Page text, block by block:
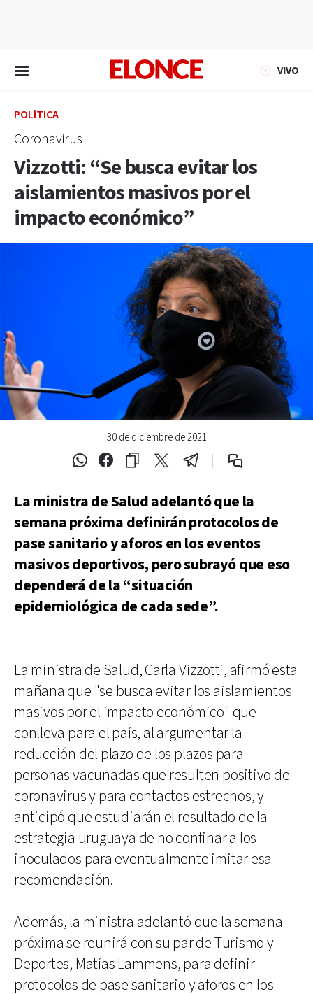
VIVO
POLÍTICA
Coronavirus
Vizzotti: “Se busca evitar los
aislamientos masivos por el
impacto económico”
30 de diciembre de 2021
La ministra de Salud adelantó que la
semana próxima definirán protocolos de
pase sanitario y aforos en los eventos
masivos deportivos, pero subrayó que eso
dependerá de la “situación
epidemiológica de cada sede”.
La ministra de Salud, Carla Vizzotti, afirmó esta
mañana que "se busca evitar los aislamientos
masivos por el impacto económico" que
conlleva para el país, al argumentar la
reducción del plazo de los plazos para
personas vacunadas que resulten positivo de
coronavirus y para contactos estrechos, y
anticipó que estudiarán el resultado de la
estrategia uruguaya de no confinar a los
inoculados para eventualmente imitar esa
recomendación.
Además, la ministra adelantó que la semana
próxima se reunirá con su par de Turismo y
Deportes, Matías Lammens, para definir
protocolos de pase sanitario y aforos en los